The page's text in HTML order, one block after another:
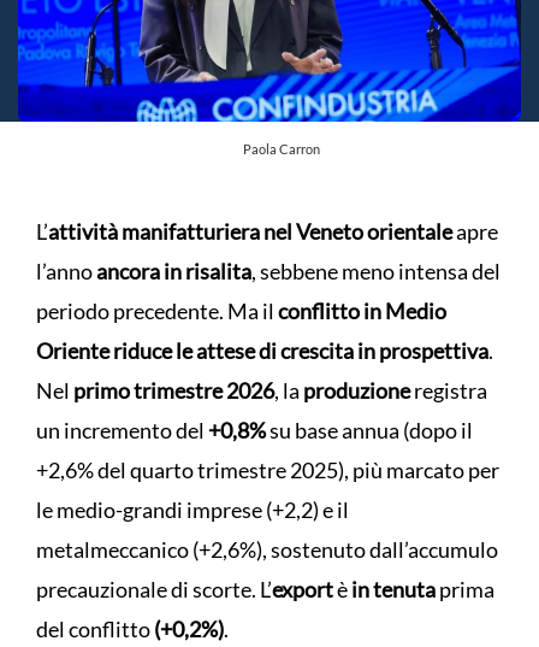
Paola Carron
L’attività manifatturiera nel Veneto orientaleapre
l’annoancora in risalita, sebbene meno intensa del
periodo precedente. Ma ilconflitto in Medio
Oriente riduce le attese di crescita in prospettiva.
Nel primo trimestre 2026, la produzioneregistra
un incremento del+0,8%su base annua (dopo il
+2,6% del quarto trimestre 2025), più marcato per
le medio-grandi imprese (+2,2) e il
metalmeccanico (+2,6%), sostenuto dall’accumulo
precauzionale di scorte. L’exportèin tenutaprima
del conflitto(+0,2%).